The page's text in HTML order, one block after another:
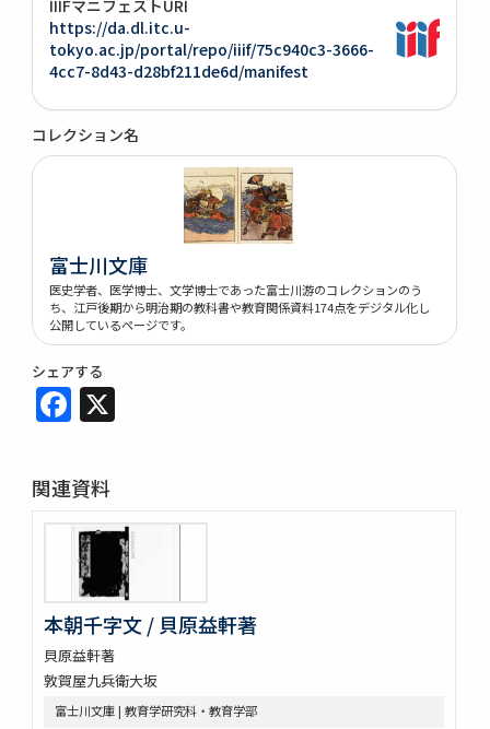
IIIFマニフェストURI
https://da.dl.itc.u-
tokyo.ac.jp/portal/repo/iiif/75c940c3-3666-
4cc7-8d43-d28bf211de6d/manifest
コレクション名
富士川文庫
医史学者、医学博士、文学博士であった富士川游のコレクションのう
ち、江戸後期から明治期の教科書や教育関係資料174点をデジタル化し
公開しているページです。
シェアする
Facebook
関連資料
本朝千字文 / 貝原益軒著
貝原益軒著
敦賀屋九兵衛大坂
富士川文庫 | 教育学研究科・教育学部